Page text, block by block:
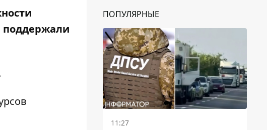
ПОПУЛЯРНЫЕ
11:27